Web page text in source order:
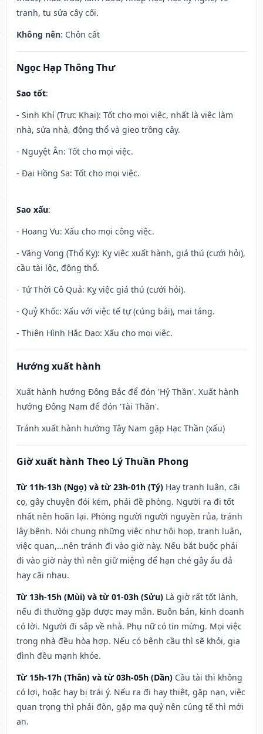
tranh, tu sửa cây cối.
Không nên: Chôn cất
Ngọc Hạp Thông Thư
Sao tốt:
- Sinh Khí (Trực Khai): Tốt cho mọi việc, nhất là việc làm
nhà, sửa nhà, động thổ và gieo trồng cây.
- Nguyệt Ân: Tốt cho mọi việc.
- Đại Hồng Sa: Tốt cho mọi việc.
Sao xấu:
- Hoang Vu: Xấu cho mọi công việc.
- Vãng Vong (Thổ Kỵ): Kỵ việc xuất hành, giá thú (cưới hỏi),
cầu tài lộc, động thổ.
- Tứ Thời Cô Quả: Kỵ việc giá thú (cưới hỏi).
- Quỷ Khốc: Xấu với việc tế tự (cúng bái), mai táng.
- Thiên Hình Hắc Đạo: Xấu cho mọi việc.
Hướng xuất hành
Xuất hành hướng Đông Bắc để đón 'Hỷ Thần'. Xuất hành
hướng Đông Nam để đón 'Tài Thần'.
Tránh xuất hành hướng Tây Nam gặp Hạc Thần (xấu)
Giờ xuất hành Theo Lý Thuần Phong
Từ 11h-13h (Ngọ) và từ 23h-01h (Tý) Hay tranh luận, cãi
cọ, gây chuyện đói kém, phải đề phòng. Người ra đi tốt
nhất nên hoãn lại. Phòng người người nguyền rủa, tránh
lây bệnh. Nói chung những việc như hội họp, tranh luận,
việc quan,…nên tránh đi vào giờ này. Nếu bắt buộc phải
đi vào giờ này thì nên giữ miệng để hạn ché gây ẩu đả
hay cãi nhau.
Từ 13h-15h (Mùi) và từ 01-03h (Sửu) Là giờ rất tốt lành,
nếu đi thường gặp được may mắn. Buôn bán, kinh doanh
có lời. Người đi sắp về nhà. Phụ nữ có tin mừng. Mọi việc
trong nhà đều hòa hợp. Nếu có bệnh cầu thì sẽ khỏi, gia
đình đều mạnh khỏe.
Từ 15h-17h (Thân) và từ 03h-05h (Dần) Cầu tài thì không
có lợi, hoặc hay bị trái ý. Nếu ra đi hay thiệt, gặp nạn, việc
quan trọng thì phải đòn, gặp ma quỷ nên cúng tế thì mới
an.